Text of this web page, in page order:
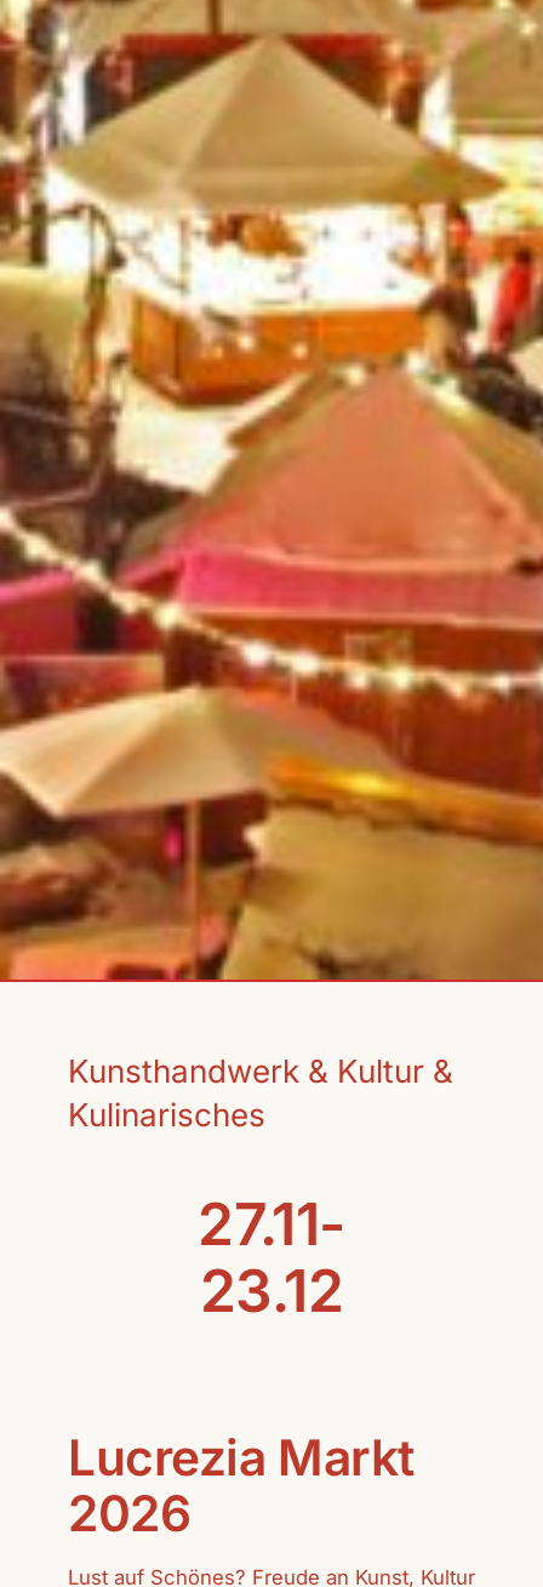
Kunsthandwerk & Kultur &
Kulinarisches
27.11-
23.12
Lucrezia Markt
2026
Lust auf Schönes? Freude an Kunst, Kultur